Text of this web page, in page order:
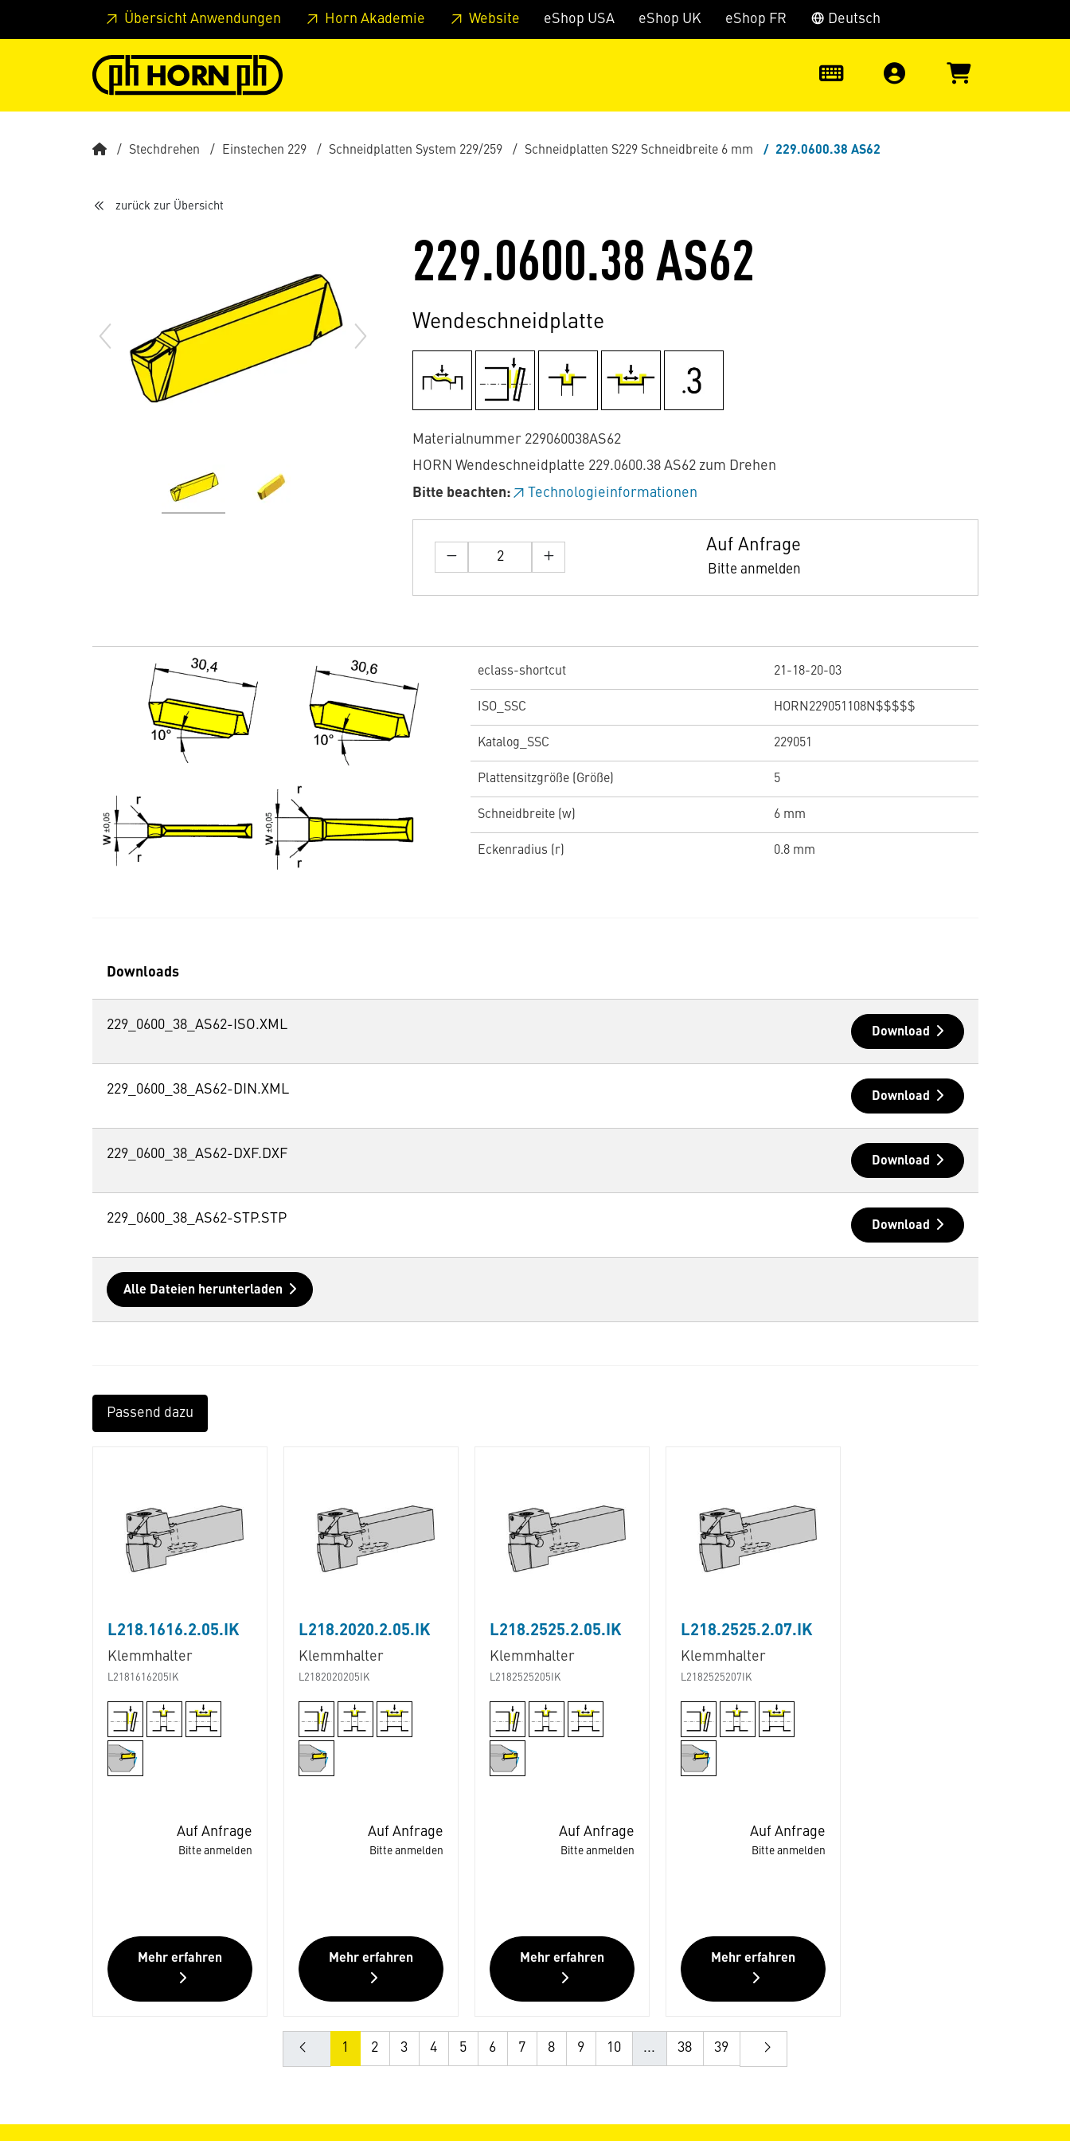
Springe zu Hauptinhalt Springe zum Header Springe zum Footer Springe zum Hauptmenu Springe zur Suche
Übersicht Anwendungen Horn Akademie Website eShop USA eShop UK eShop FR Deutsch
Stechdrehen Einstechen 229 Schneidplatten System 229/259 Schneidplatten S229 Schneidbreite 6 mm 229.0600.38 AS62
zurück zur Übersicht
229.0600.38 AS62
Wendeschneidplatte
Materialnummer 229060038AS62
HORN Wendeschneidplatte 229.0600.38 AS62 zum Drehen
Bitte beachten:
Technologieinformationen
Auf Anfrage
Bitte anmelden
eclass-shortcut 21-18-20-03
ISO_SSC HORN229051108N$$$$$
Katalog_SSC 229051
Plattensitzgröße (Größe) 5
Schneidbreite (w) 6 mm
Eckenradius (r) 0.8 mm
Downloads
229_0600_38_AS62-ISO.XML Download
229_0600_38_AS62-DIN.XML Download
229_0600_38_AS62-DXF.DXF Download
229_0600_38_AS62-STP.STP Download
Alle Dateien herunterladen
Passend dazu
L218.1616.2.05.IK
Klemmhalter
L2181616205IK
Auf Anfrage
Bitte anmelden
Mehr erfahren
L218.2020.2.05.IK
Klemmhalter
L2182020205IK
Auf Anfrage
Bitte anmelden
Mehr erfahren
L218.2525.2.05.IK
Klemmhalter
L2182525205IK
Auf Anfrage
Bitte anmelden
Mehr erfahren
L218.2525.2.07.IK
Klemmhalter
L2182525207IK
Auf Anfrage
Bitte anmelden
Mehr erfahren
1 2 3 4 5 6 7 8 9 10 ... 38 39